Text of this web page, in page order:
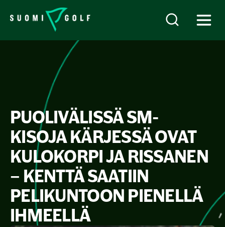
PUOLIVÄLISSÄ SM-
KISOJA KÄRJESSÄ OVAT
KULOKORPI JA RISSANEN
– KENTTÄ SAATIIN
PELIKUNTOON PIENELLÄ
IHMEELLÄ